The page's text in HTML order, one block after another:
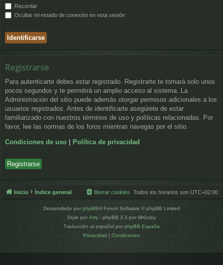
Recordar
Ocultar mi estado de conexión en esta sesión
Registrarse
Para autenticarte debes estar registrado. Registrarte te tomará solo unos
pocos segundos y te permitirá un amplio acceso al sistema. La
Administración del sitio puede además otorgar permisos adicionales a los
usuarios registrados. Antes de identificarte asegúrete de estar
familiarizado con nuestros términos de uso y políticas relacionadas. Por
favor, lee las normas de los foros mientras navegas por el sitio.
Condiciones de uso | Política de privacidad
Registrarse
Inicio Índice general Todos los horarios son UTC+02:00
Borrar cookies
Desarrollado por phpBB® Forum Software © phpBB Limited
Style por Arty - phpBB 3.3 por MrGaby
Traducción al español por phpBB España
Privacidad | Condiciones